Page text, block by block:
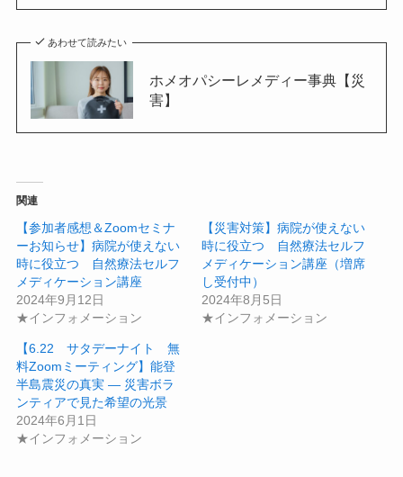
あわせて読みたい
ホメオパシーレメディー事典【災
害】
関連
【参加者感想＆Zoomセミナ
ーお知らせ】病院が使えない
時に役立つ 自然療法セルフ
メディケーション講座
2024年9月12日
★インフォメーション
【災害対策】病院が使えない
時に役立つ 自然療法セルフ
メディケーション講座（増席
し受付中）
2024年8月5日
★インフォメーション
【6.22 サタデーナイト 無
料Zoomミーティング】能登
半島震災の真実 ― 災害ボラ
ンティアで見た希望の光景
2024年6月1日
★インフォメーション